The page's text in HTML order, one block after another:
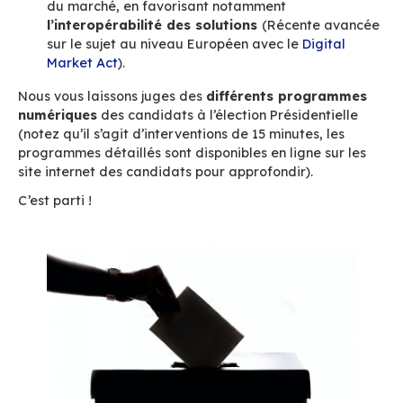
droit à la concurrencepour limiter
situation de monopole, cf leDigital
vient d’être conclu par l’Union Européenne,
Encourager l’écosystème français/
notamment en construisantdes projets
stratégiques de long termeavec les
locaux existants
Mieux prendre en considération les
des logiciels développés par des entités
européennes (Risque de retrait ou
licence, portée extraterritoriale des
règlementations étrangères qui
L’État doit jouer son rôle de
moteur de